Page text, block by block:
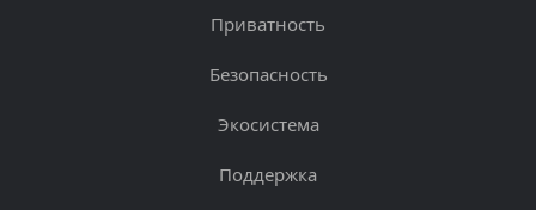
Приватность
Безопасность
Экосистема
Поддержка